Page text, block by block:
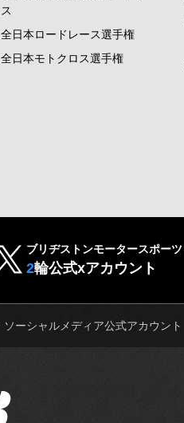
ス
全日本ロードレース選手権
全日本モトクロス選手権
ブリヂストンモータースポー
2輪公式xアカウント
ソーシャルメディア公式アカウント